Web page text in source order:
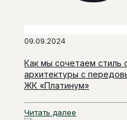
09.09.2024
Как мы сочетаем стиль
архитектуры с
ЖК «Платинум»
Читать далее